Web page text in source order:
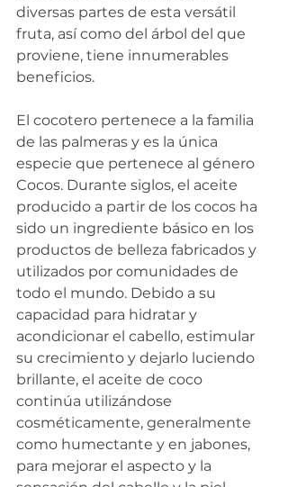
diversas partes de esta versátil
fruta, así como del árbol del que
proviene, tiene innumerables
beneficios.
El cocotero pertenece a la familia
de las palmeras y es la única
especie que pertenece al género
Cocos. Durante siglos, el aceite
producido a partir de los cocos ha
sido un ingrediente básico en los
productos de belleza fabricados y
utilizados por comunidades de
todo el mundo. Debido a su
capacidad para hidratar y
acondicionar el cabello, estimular
su crecimiento y dejarlo luciendo
brillante, el aceite de coco
continúa utilizándose
cosméticamente, generalmente
como humectante y en jabones,
para mejorar el aspecto y la